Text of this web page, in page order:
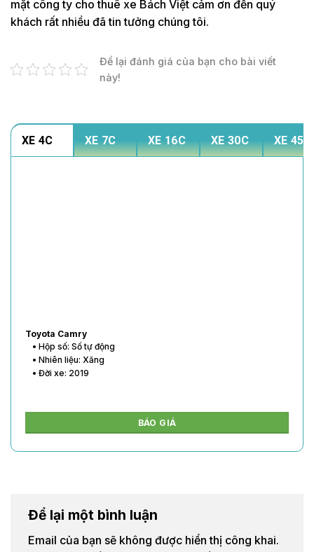
mặt công ty cho thuê xe Bách Việt cảm ơn đến quý
khách rất nhiều đã tin tưởng chúng tôi.
Để lại đánh giá của bạn cho bài viết
này!
XE 4C XE 7C XE 16C XE 30C XE 45C
Toyota Vios
• Hộp số: Số tự động
• Nhiên liệu: Xăng
• Đời xe: 2020
BÁO GIÁ
Để lại một bình luận
Email của bạn sẽ không được hiển thị công khai.